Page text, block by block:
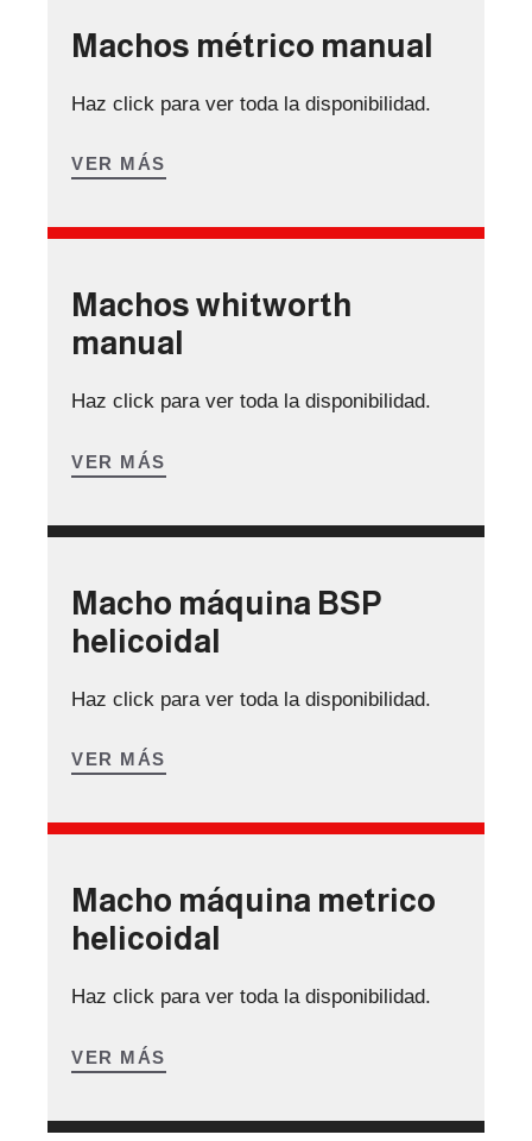
Machos métrico manual
Haz click para ver toda la disponibilidad.
VER MÁS
Machos whitworth
manual
Haz click para ver toda la disponibilidad.
VER MÁS
Macho máquina BSP
helicoidal
Haz click para ver toda la disponibilidad.
VER MÁS
Macho máquina metrico
helicoidal
Haz click para ver toda la disponibilidad.
VER MÁS